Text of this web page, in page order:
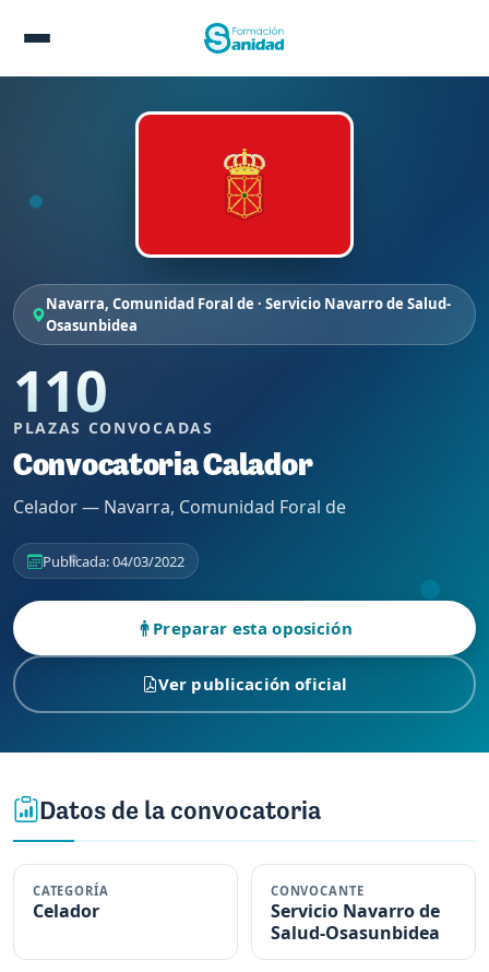
Navarra, Comunidad Foral de · Servicio Navarro de Salud-
Osasunbidea
110
PLAZAS CONVOCADAS
Convocatoria Calador
Celador — Navarra, Comunidad Foral de
Publicada: 04/03/2022
Preparar esta oposición
Ver publicación oficial
Datos de la convocatoria
CATEGORÍA
Celador
CONVOCANTE
Servicio Navarro de
Salud-Osasunbidea